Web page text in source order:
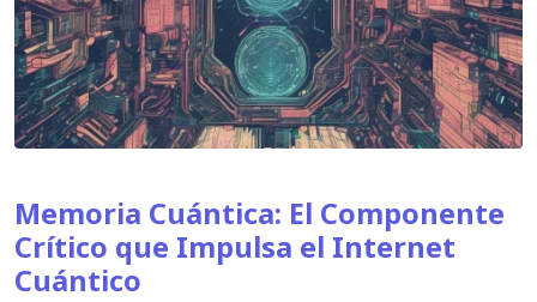
Memoria Cuántica: El Componente
Crítico que Impulsa el Internet
Cuántico